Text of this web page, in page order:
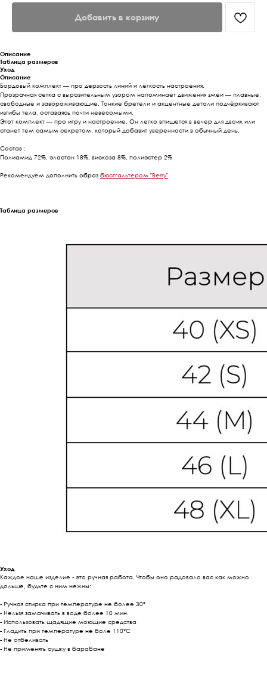
Добавить в корзину
Описание
Таблица размеров
Уход
Описание
Бордовый комплект — про дерзость линий и лёгкость настроения.
Прозрачная сетка с выразительным узором напоминает движения змеи — плавные,
свободные и завораживающие. Тонкие бретели и акцентные детали подчёркивают
изгибы тела, оставаясь почти невесомыми.
Этот комплект — про игру и настроение. Он легко впишется в вечер для двоих или
станет тем самым секретом, который добавит уверенности в обычный день.
Состав :
Полиамид 72%, эластан 18%, вискоза 8%, полиэстер 2%
Рекомендуем дополнить образ бюстгальтером "Berry"
Таблица размеров
Уход
Каждое наше изделие - это ручная работа. Чтобы оно радовало вас как можно
дольше, будьте с ним нежны:
- Ручная стирка при температуре не более 30°
- Нельзя замачивать в воде более 10 мин.
- Использовать щадящие моющие средства
- Гладить при температуре не боле 110°С
- Не отбеливать
- Не применять сушку в барабане